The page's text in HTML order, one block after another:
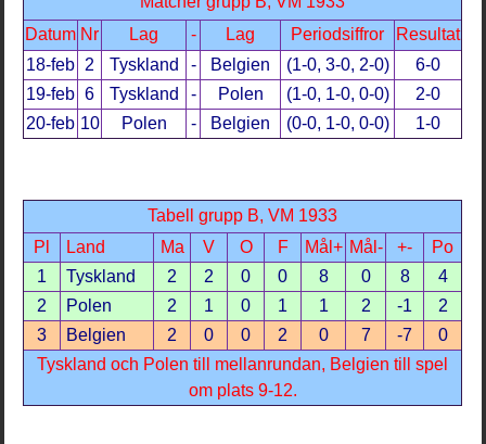
Datum Nr Lag - Lag Periodsiffror
Resultat
18-feb 2 Tyskland - Belgien (1-0, 3-0, 2-0)
6-0
19-feb 6 Tyskland - Polen (1-0, 1-0, 0-0)
2-0
20-feb 10 Polen - Belgien (0-0, 1-0, 0-0) 1-0
Tabell grupp B, VM 1933
Pl
Land Ma V O F Mål+ Mål- +-
Po
1
Tyskland 2 2 0 0 8 0 8
4
2
Polen 2 1 0 1 1 2 -1
2
3
Belgien 2 0 0 2 0 7 -7
0
Tyskland och Polen till mellanrundan, Belgien till spel
om plats 9-12.